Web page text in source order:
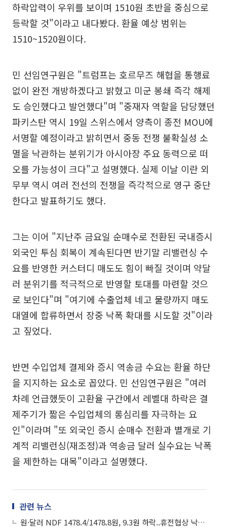
하락압력이 우위를 보이며 1510원 초반을 중심으로
등락할 것"이라고 내다봤다. 환율 예상 범위는
1510~1520원이다.
민 선임연구원은 "트럼프는 호르무즈 해협을 통행료
없이 완전 개방하겠다고 밝혔고 미군 봉쇄 즉각 해제
도 승인했다고 발언했다"며 "중재자 역할을 담당했던
파키스탄 역시 19일 스위스에서 양측이 종전 MOU에
서명할 예정이라고 밝히면서 중동 전쟁 불확실성 소
멸을 낙관하는 분위기가 아시아장 주요 동력으로 떠
오를 가능성이 크다"고 설명했다. 실제 이날 이란 외
무부 역시 여러 전선의 전쟁을 즉각적으로 영구 중단
한다고 발표하기도 했다.
그는 이어 "지난주 금요일 순매수로 전환된 국내증시
외국인 투심 회복이 계속된다면 반기말 리밸런싱 수
요를 반영한 커스터디 매도도 힘이 빠질 것이며 약달
러 분위기를 적극적으로 반영할 토대를 마련할 것으
로 보인다"며 "여기에 수출업체 네고 물량까지 매도
대열에 합류하면서 장중 낙폭 확대를 시도할 것"이라
고 짚었다.
반면 수입업체 결제와 증시 역송금 수요는 환율 하단
을 지지하는 요소로 꼽았다. 민 선임연구원은 "여러
차례 언급했듯이 고환율 구간에서 레벨대 하락은 결
제주기가 짧은 수입업체의 롱심리를 자극하는 요
인"이라며 "또 외국인 증시 순매수 전환과 별개로 기
계적 리밸런싱(재조정)과 역송금 달러 실수요는 낙폭
을 제한하는 대목"이라고 설명했다.
관련 뉴스
원·달러 NDF 1478.4/1478.8원, 9.3원 하락..휴전협상 낙관론